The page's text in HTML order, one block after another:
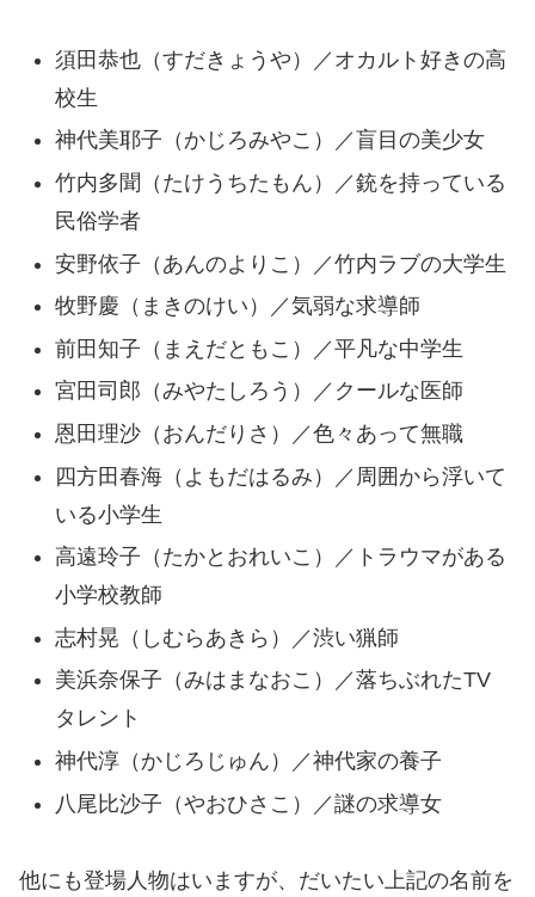
須田恭也（すだきょうや）／オカルト好きの高
校生
神代美耶子（かじろみやこ）／盲目の美少女
竹内多聞（たけうちたもん）／銃を持っている
民俗学者
安野依子（あんのよりこ）／竹内ラブの大学生
牧野慶（まきのけい）／気弱な求導師
前田知子（まえだともこ）／平凡な中学生
宮田司郎（みやたしろう）／クールな医師
恩田理沙（おんだりさ）／色々あって無職
四方田春海（よもだはるみ）／周囲から浮いて
いる小学生
高遠玲子（たかとおれいこ）／トラウマがある
小学校教師
志村晃（しむらあきら）／渋い猟師
美浜奈保子（みはまなおこ）／落ちぶれたTV
タレント
神代淳（かじろじゅん）／神代家の養子
八尾比沙子（やおひさこ）／謎の求導女
他にも登場人物はいますが、だいたい上記の名前を